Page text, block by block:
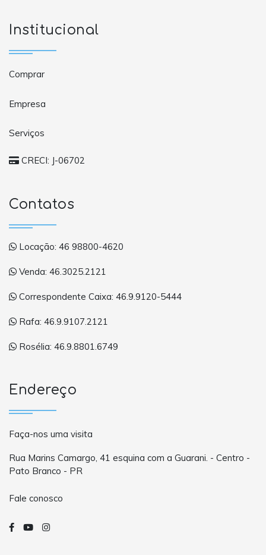
Institucional
Comprar
Empresa
Serviços
CRECI: J-06702
Contatos
Locação: 46 98800-4620
Venda: 46.3025.2121
Correspondente Caixa: 46.9.9120-5444
Rafa: 46.9.9107.2121
Rosélia: 46.9.8801.6749
Endereço
Faça-nos uma visita
Rua Marins Camargo, 41 esquina com a Guarani. - Centro -
Pato Branco - PR
Fale conosco